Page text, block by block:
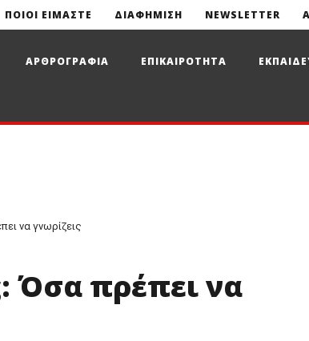
ΠΟΙΟΙ ΕΙΜΑΣΤΕ ΔΙΑΦΗΜΙΣΗ NEWSLETTER
ΑΡΘΡΟΓΡΑΦΙΑ ΕΠΙΚΑΙΡΟΤΗΤΑ
να γνωρίζεις
Όσα πρέπει να